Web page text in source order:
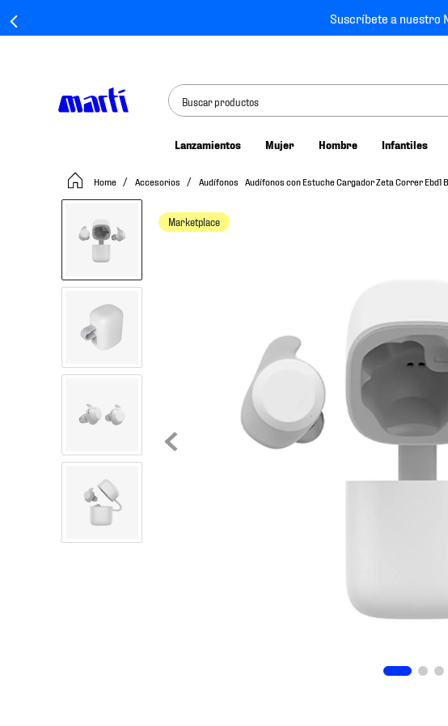
Suscríbete a nuestro
Buscar productos
Lanzamientos Mujer Hombre Infantiles
Accesorios Audífonos Audífonos con Estuche Cargador Zeta Correr Ebd1
Marketplace
tenis mujer
tenis niño